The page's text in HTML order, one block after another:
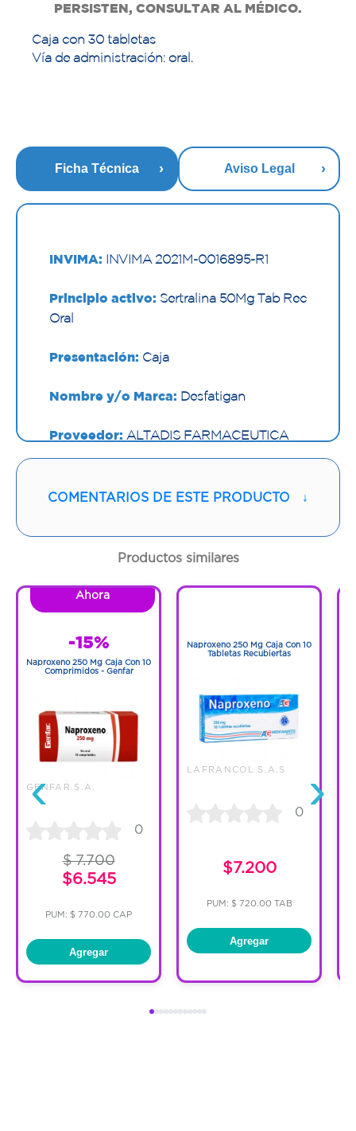
PERSISTEN, CONSULTAR AL MÉDICO.
Caja con 30 tabletas
Vía de administración: oral.
Ficha Técnica Aviso Legal
INVIMA: INVIMA 2021M-0016895-R1
Principio activo: Sertralina 50Mg Tab Rec
Oral
Presentación: Caja
Nombre y/o Marca: Desfatigan
Proveedor: ALTADIS FARMACEUTICA
SAS
Vía de administración:ORAL
Contenido:1 Und
Código:1285853
COMENTARIOS DE ESTE PRODUCTO ↓
Productos similares
‹
Ahora
-15%
Naproxeno 250 Mg Caja Con 10
Comprimidos - Genfar
GENFAR S.A.
0
$ 7.700
$6.545
PUM: $ 770.00 CAP
Agregar
Naproxeno 250 Mg Caja Con 10
Tabletas Recubiertas
LAFRANCOL S.A.S
0
$7.200
PUM: $ 720.00 TAB
Agregar
›